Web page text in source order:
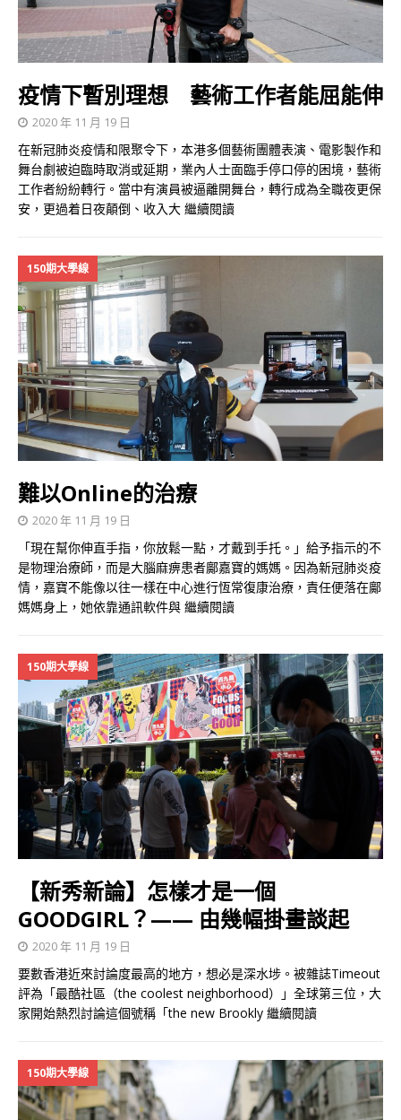
疫情下暫別理想 藝術工作者能屈能伸
2020 年 11 月 19 日
在新冠肺炎疫情和限聚令下，本港多個藝術團體表演、電影製作和
舞台劇被迫臨時取消或延期，業內人士面臨手停口停的困境，藝術
工作者紛紛轉行。當中有演員被逼離開舞台，轉行成為全職夜更保
安，更過着日夜顛倒、收入大 繼續閱讀
150期大學線
難以Online的治療
2020 年 11 月 19 日
「現在幫你伸直手指，你放鬆一點，才戴到手托。」給予指示的不
是物理治療師，而是大腦麻痹患者鄺嘉寶的媽媽。因為新冠肺炎疫
情，嘉寶不能像以往一樣在中心進行恆常復康治療，責任便落在鄺
媽媽身上，她依靠通訊軟件與 繼續閱讀
150期大學線
【新秀新論】怎樣才是一個
GOODGIRL？—— 由幾幅掛畫談起
2020 年 11 月 19 日
要數香港近來討論度最高的地方，想必是深水埗。被雜誌Timeout
評為「最酷社區（the coolest neighborhood）」全球第三位，大
家開始熱烈討論這個號稱「the new Brookly 繼續閱讀
150期大學線